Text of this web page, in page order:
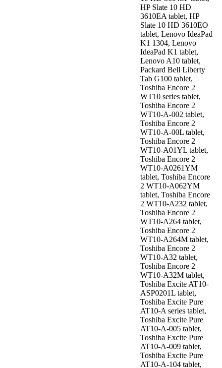
HP Slate 10 HD
3610EA tablet, HP
Slate 10 HD 3610EO
tablet, Lenovo IdeaPad
K1 1304, Lenovo
IdeaPad K1 tablet,
Lenovo A10 tablet,
Packard Bell Liberty
Tab G100 tablet,
Toshiba Encore 2
WT10 series tablet,
Toshiba Encore 2
WT10-A-002 tablet,
Toshiba Encore 2
WT10-A-00L tablet,
Toshiba Encore 2
WT10-A01YL tablet,
Toshiba Encore 2
WT10-A0261YM
tablet, Toshiba Encore
2 WT10-A062YM
tablet, Toshiba Encore
2 WT10-A232 tablet,
Toshiba Encore 2
WT10-A264 tablet,
Toshiba Encore 2
WT10-A264M tablet,
Toshiba Encore 2
WT10-A32 tablet,
Toshiba Encore 2
WT10-A32M tablet,
Toshiba Excite AT10-
ASP0201L tablet,
Toshiba Excite Pure
AT10-A series tablet,
Toshiba Excite Pure
AT10-A-005 tablet,
Toshiba Excite Pure
AT10-A-009 tablet,
Toshiba Excite Pure
AT10-A-104 tablet,